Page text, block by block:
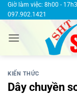
Bỏ
qua
dung
Giờ làm việc: 8h00 -
097.902.1421
KIẾN THỨC
Dây chuyền